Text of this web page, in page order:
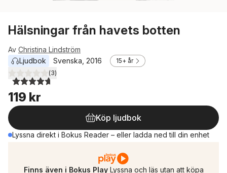
Hälsningar från havets botten
Av Christina Lindström
Ljudbok
Svenska 2016 15+ år
4,7utav 5 stjärnor. Totalt antal röster:
(3)
119 kr
Köp ljudbok
Lyssna direkt i Bokus Reader – eller ladda ned till din enhet
Finns även i Bokus Play Lyssna och läs utan att köpa